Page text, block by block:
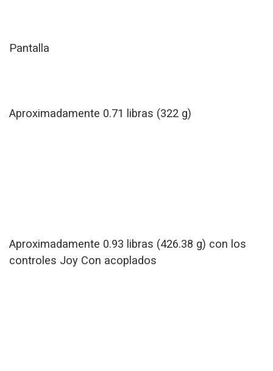
Pantalla
Aproximadamente 0.71 libras (322 g)
Aproximadamente 0.93 libras (426.38 g) con los
controles Joy Con acoplados